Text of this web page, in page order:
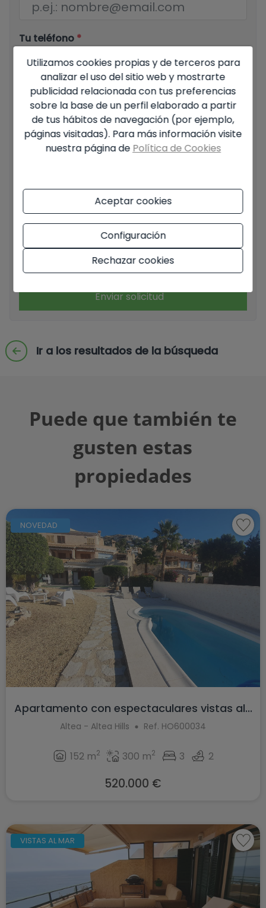
Tu teléfono *
Tu mensaje
Reglamento Europeo de Protección de datos (UE)
+ Info
Acepto envíos comerciales
Enviar solicitud
Ir a los resultados de la búsqueda
Puede que también te
gusten estas
propiedades
NOVEDAD
Apartamento con espectaculares vistas al...
Altea - Altea Hills Ref. HO600034
152 m2 300 m2 3 2
520.000 €
VISTAS AL MAR
Utilizamos cookies propias y de terceros para
analizar el uso del sitio web y mostrarte
publicidad relacionada con tus preferencias
sobre la base de un perfil elaborado a partir
de tus hábitos de navegación (por ejemplo,
páginas visitadas). Para más información visite
nuestra página de Política de Cookies
Aceptar cookies
Configuración
Rechazar cookies